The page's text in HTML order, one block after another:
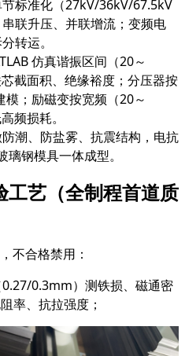
标准化（27kV/36kV/67.5kV
联升压、并联增流；变频电
转运。
仿真谐振区间（20～
截面积、绝缘裕度；分压器按
；励磁变按宽频（20～
频损耗。
潮、防盐雾、抗震结构，电抗
钢模具一体成型。
工艺（全制程首道质
不合格禁用：
0.3mm）测铁损、磁通密
率、抗拉强度；